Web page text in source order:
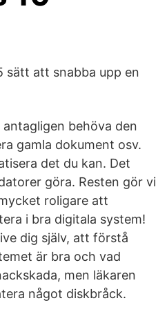
sätt att snabba upp en
behöva den
gamla dokument osv.
det du kan. Det
göra. Resten gör vi
roligare att
i bra digitala system!
dig själv, att förstå
är bra och vad
men läkaren
något diskbråck.